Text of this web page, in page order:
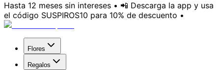
Hasta 12 meses sin intereses • 📲 Descarga la app y usa
el código SUSPIROS10 para 10% de descuento •
Flores
Regalos